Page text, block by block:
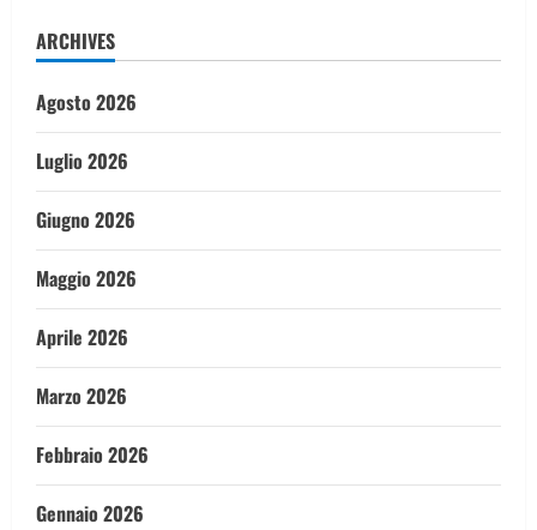
ARCHIVES
Agosto 2026
Luglio 2026
Giugno 2026
Maggio 2026
Aprile 2026
Marzo 2026
Febbraio 2026
Gennaio 2026